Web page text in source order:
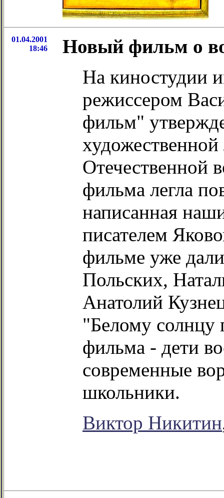
01.04.2001
18:46
Новый фильм о
На киностудии
режиссером
фильм"
Отечественной
фильма легла
написанная
писателем
фильме уже
Польских,
Анатолий
"Белому солнцу
фильма - дети
современные
школьники.
Виктор Никитин